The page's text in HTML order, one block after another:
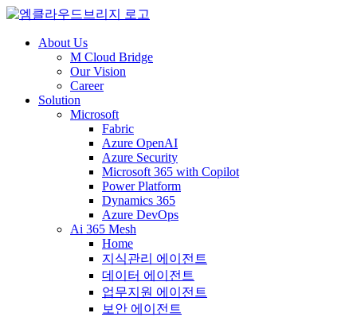
About Us
M Cloud Bridge
Our Vision
Career
Solution
Microsoft
Fabric
Azure OpenAI
Azure Security
Microsoft 365 with Copilot
Power Platform
Dynamics 365
Azure DevOps
Ai 365 Mesh
Home
지식관리 에이전트
데이터 에이전트
업무지원 에이전트
보안 에이전트